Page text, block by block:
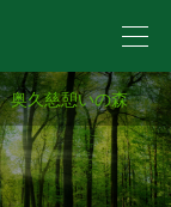
久慈憩いの森